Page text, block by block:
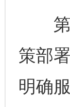
第
策部
明确